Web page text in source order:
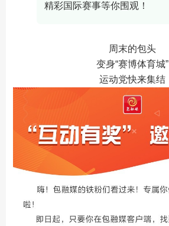
精彩国际赛事等你围观！
周末的包头
变身“赛博体育城”
运动党快来集结